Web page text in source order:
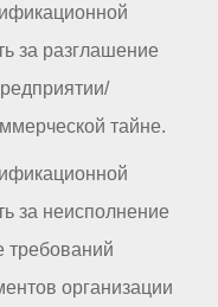
за разглашение
тайне.
за неисполнение
требований
организации